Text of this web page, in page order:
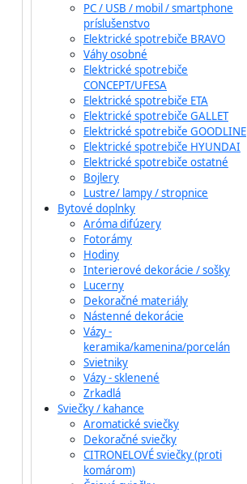
PC / USB / mobil / smartphone
príslušenstvo
Elektrické spotrebiče BRAVO
Váhy osobné
Elektrické spotrebiče
CONCEPT/UFESA
Elektrické spotrebiče ETA
Elektrické spotrebiče GALLET
Elektrické spotrebiče GOODLINE
Elektrické spotrebiče HYUNDAI
Elektrické spotrebiče ostatné
Bojlery
Lustre/ lampy / stropnice
Bytové doplnky
Aróma difúzery
Fotorámy
Hodiny
Interierové dekorácie / sošky
Lucerny
Dekoračné materiály
Nástenné dekorácie
Vázy -
keramika/kamenina/porcelán
Svietniky
Vázy - sklenené
Zrkadlá
Sviečky / kahance
Aromatické sviečky
Dekoračné sviečky
CITRONELOVÉ sviečky (proti
komárom)